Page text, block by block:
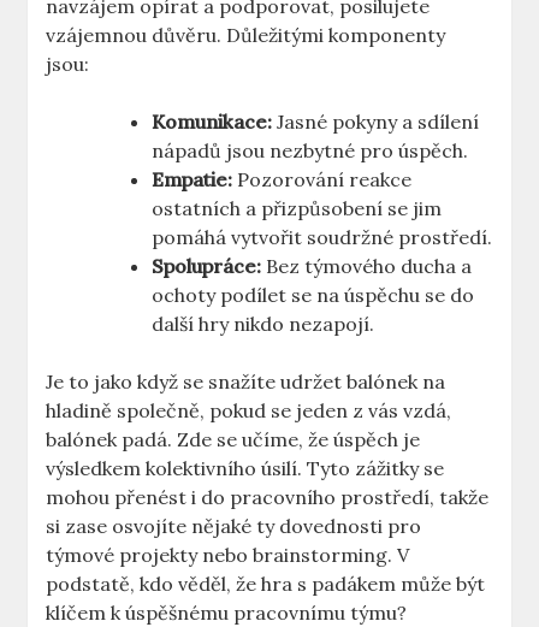
navzájem opírat a podporovat, posilujete
vzájemnou důvěru. Důležitými komponenty
jsou:
Komunikace: Jasné pokyny a sdílení
nápadů jsou nezbytné pro úspěch.
Empatie: Pozorování reakce
ostatních a přizpůsobení se jim
pomáhá vytvořit soudržné prostředí.
Spolupráce: Bez týmového ducha a
ochoty podílet se na úspěchu se do
další hry nikdo nezapojí.
Je to jako když se snažíte udržet balónek na
hladině společně, pokud se jeden z vás vzdá,
balónek padá. Zde se učíme, že úspěch je
výsledkem kolektivního úsilí. Tyto zážitky se
mohou přenést i do pracovního prostředí, takže
si zase osvojíte nějaké ty dovednosti pro
týmové projekty nebo brainstorming. V
podstatě, kdo věděl, že hra s padákem může být
klíčem k úspěšnému pracovnímu týmu?